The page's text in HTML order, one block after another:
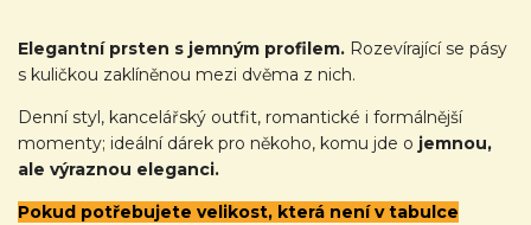
Elegantní prsten s jemným profilem. Rozevírající se pásy
s kuličkou zaklíněnou mezi dvěma z nich.
Denní styl, kancelářský outfit, romantické i formálnější
momenty; ideální dárek pro někoho, komu jde o jemnou,
ale výraznou eleganci.
Pokud potřebujete velikost, která není v tabulce